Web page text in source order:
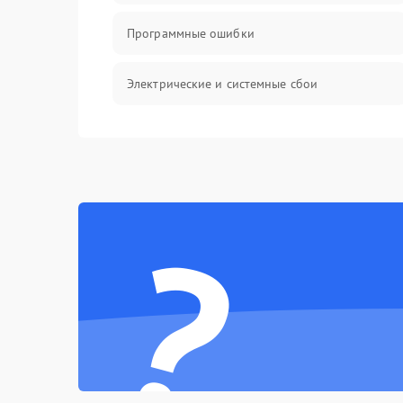
Программные ошибки
Электрические и системные сбои
Система охлаждения
?